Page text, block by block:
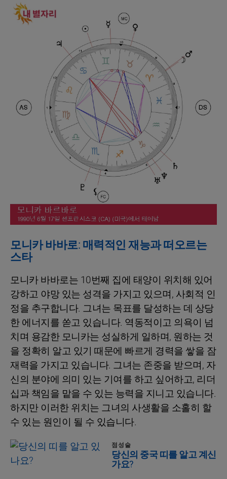
모니카 바바로: 매력적인 재능과 떠오르는
스타
모니카 바바로는 10번째 집에 태양이 위치해 있어
강하고 야망 있는 성격을 가지고 있으며, 사회적 인
정을 추구합니다. 그녀는 목표를 달성하는 데 상당
한 에너지를 쏟고 있습니다. 역동적이고 의욕이 넘
치며 용감한 모니카는 성실하게 일하며, 원하는 것
을 정확히 알고 있기 때문에 빠르게 경력을 쌓을 잠
재력을 가지고 있습니다. 그녀는 존중을 받으며, 자
신의 분야에 의미 있는 기여를 하고 싶어하고, 리더
십과 책임을 맡을 수 있는 능력을 지니고 있습니다.
하지만 이러한 위치는 그녀의 사생활을 소홀히 할
수 있는 원인이 될 수 있습니다.
점성술
당신의 중국 띠를 알고 계신
가요?